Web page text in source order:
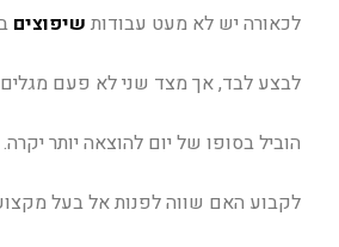
לכאורה יש לא מעט עבודות שיפוצים
לבצע לבד, אך מצד שני לא פעם
הוביל בסופו של יום להוצאה יותר
לקבוע האם שווה לפנות אל בעל